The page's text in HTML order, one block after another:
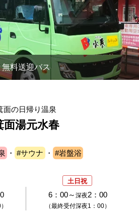
無料送迎バス
面の日帰り温泉
面湯元水春
・ #サウナ ・ #岩盤浴
土日祝
6：00～ 深夜2：00
（最終受付深夜1：00）